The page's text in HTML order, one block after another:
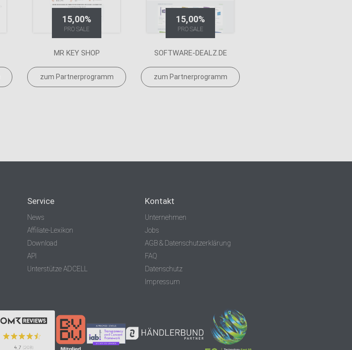
15,00%
PRO SALE
MR KEY SHOP
zum Partnerprogramm
15,00%
PRO SALE
SOFTWARE-DEALZ.DE
zum Partnerprogramm
Service
News
Affiliate-Lexikon
Download
API
Unterstütze ADCELL
Kontakt
Unternehmen
Jobs
AGB & Datenschutzerklärung
FAQ
Datenschutz
Impressum